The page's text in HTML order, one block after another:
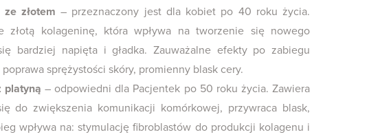
złotem – przeznaczony jest dla kobiet po 40 roku życia.
złotą kolageninę, która wpływa na tworzenie się nowego
bardziej napięta i gładka. Zauważalne efekty po zabiegu
sprężystości skóry, promienny blask cery.
platyną – odpowiedni dla Pacjentek po 50 roku życia. Zawiera
do zwiększenia komunikacji komórkowej, przywraca blask,
wpływa na: stymulację fibroblastów do produkcji kolagenu i